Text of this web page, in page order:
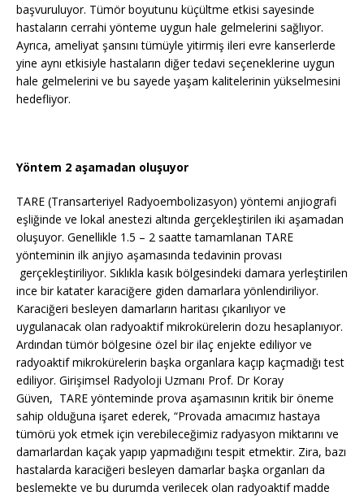
başvuruluyor. Tümör boyutunu küçültme etkisi sayesinde
hastaların cerrahi yönteme uygun hale gelmelerini sağlıyor.
Ayrıca, ameliyat şansını tümüyle yitirmiş ileri evre kanserlerde
yine aynı etkisiyle hastaların diğer tedavi seçeneklerine uygun
hale gelmelerini ve bu sayede yaşam kalitelerinin yükselmesini
hedefliyor.
Yöntem 2 aşamadan oluşuyor
TARE (Transarteriyel Radyoembolizasyon) yöntemi anjiografi
eşliğinde ve lokal anestezi altında gerçekleştirilen iki aşamadan
oluşuyor. Genellikle 1.5 – 2 saatte tamamlanan TARE
yönteminin ilk anjiyo aşamasında tedavinin provası
gerçekleştiriliyor. Sıklıkla kasık bölgesindeki damara yerleştirilen
ince bir katater karaciğere giden damarlara yönlendiriliyor.
Karaciğeri besleyen damarların haritası çıkarılıyor ve
uygulanacak olan radyoaktif mikrokürelerin dozu hesaplanıyor.
Ardından tümör bölgesine özel bir ilaç enjekte ediliyor ve
radyoaktif mikrokürelerin başka organlara kaçıp kaçmadığı test
ediliyor. Girişimsel Radyoloji Uzmanı Prof. Dr Koray
Güven, TARE yönteminde prova aşamasının kritik bir öneme
sahip olduğuna işaret ederek, “Provada amacımız hastaya
tümörü yok etmek için verebileceğimiz radyasyon miktarını ve
damarlardan kaçak yapıp yapmadığını tespit etmektir. Zira, bazı
hastalarda karaciğeri besleyen damarlar başka organları da
beslemekte ve bu durumda verilecek olan radyoaktif madde